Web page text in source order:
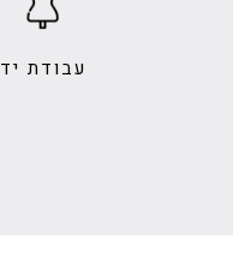
עבודת יד